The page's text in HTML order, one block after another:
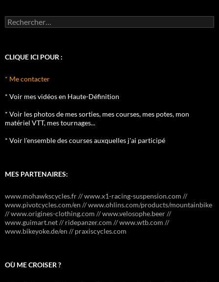
Rechercher :
CLIQUE ICI POUR :
* Me contacter
* Voir mes vidéos en Haute-Définition
* Voir les photos de mes sorties, mes courses, mes potes, mon
matériel VTT, mes tournages...
* Voir l'ensemble des courses auxquelles j'ai participé
MES PARTENAIRES:
www.mohawkscycles.fr // www.x1-racing-suspension.com //
www.pivotcycles.com/en // www.ohlins.com/products/mountainbike
// www.origines-clothing.com // www.velosophe.beer //
www.guimart.net // ridepanzer.com // www.wtb.com //
www.bikeyoke.de/en // praxiscycles.com
OÙ ME CROISER ?